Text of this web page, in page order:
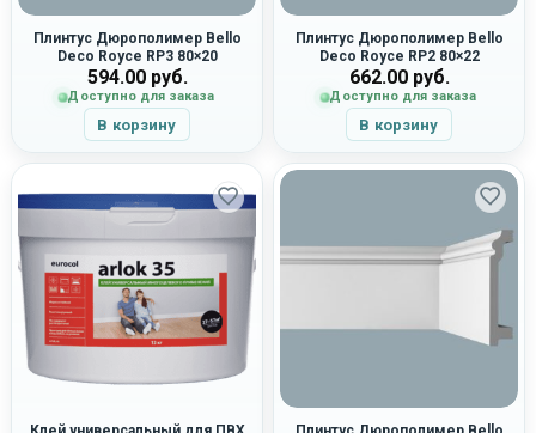
Плинтус Дюрополимер Bello
Deco Royce RP3 80×20
594.00руб.
Доступно для заказа
В корзину
Плинтус Дюрополимер Bello
Deco Royce RP2 80×22
662.00руб.
Доступно для заказа
В корзину